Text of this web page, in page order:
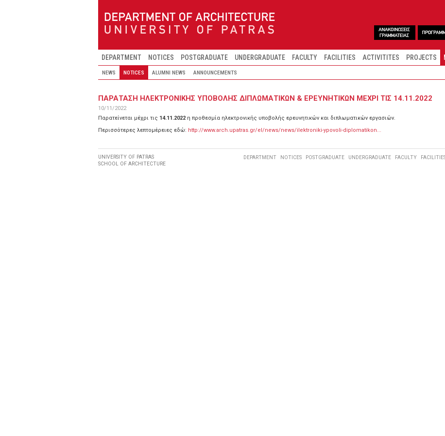
DEPARTMENT NOTICES POSTGRADUATE UNDERGRADUATE FACULTY FACILITIES ACTIVITITES PROJECTS
NEWS NOTICES ALUMNI NEWS ANNOUNCEMENTS
ΠΑΡΑΤΑΣΗ ΗΛΕΚΤΡΟΝΙΚΗΣ ΥΠΟΒΟΛΗΣ ΔΙΠΛΩΜΑΤΙΚΩΝ & ΕΡΕΥΝΗΤΙΚΩΝ ΜΕΧΡΙ ΤΙΣ 14.11.2022
10/11/2022
Παρατείνεται μέχρι τις 14.11.2022 η προθεσμία ηλεκτρονικής υποβολής ερευνητικών και διπλωματικών εργασιών.
Περισσότερες λεπτομέρειες εδώ: http://www.arch.upatras.gr/el/news/news/ilektroniki-ypovoli-diplomatikon...
DEPARTMENT NOTICES POSTGRADUATE UNDERGRADUATE FACULTY
UNIVERSITY OF PATRAS
SCHOOL OF ARCHITECTURE